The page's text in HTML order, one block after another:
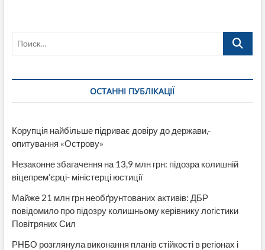
Поиск…
ОСТАННІ ПУБЛІКАЦІЇ
Корупція найбільше підриває довіру до держави,-
опитування «Острову»
Незаконне збагачення на 13,9 млн грн: підозра колишній
віцепрем’єрці- міністерці юстиції
Майже 21 млн грн необґрунтованих активів: ДБР
повідомило про підозру колишньому керівнику логістики
Повітряних Сил
РНБО розглянула виконання планів стійкості в регіонах і